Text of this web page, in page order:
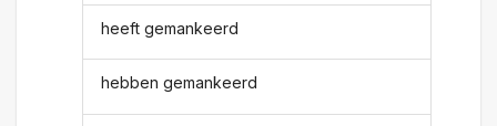
heeft gemankeerd
hebben gemankeerd